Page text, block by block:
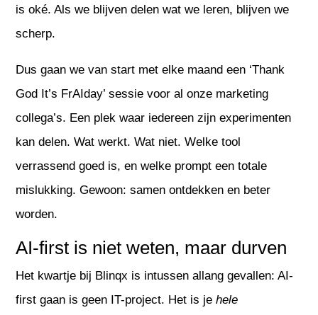
is oké. Als we blijven delen wat we leren, blijven we
scherp.
Dus gaan we van start met elke maand een ‘Thank
God It’s FrAIday’ sessie voor al onze marketing
collega’s. Een plek waar iedereen zijn experimenten
kan delen. Wat werkt. Wat niet. Welke tool
verrassend goed is, en welke prompt een totale
mislukking. Gewoon: samen ontdekken en beter
worden.
AI-first is niet weten, maar durven
Het kwartje bij Blinqx is intussen allang gevallen: AI-
first gaan is geen IT-project. Het is jehele